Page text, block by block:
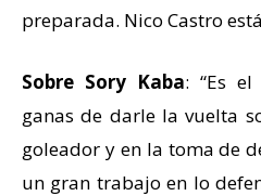
preparada. Nico Castro
Sobre Sory Kaba: “Es
ganas de darle la vuelta
goleador y en la toma de
un gran trabajo en lo